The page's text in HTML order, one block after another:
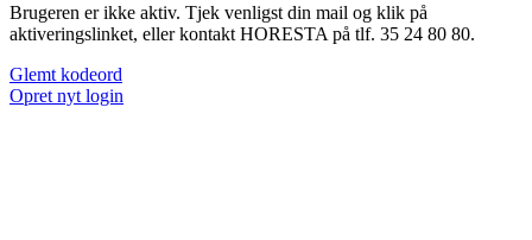
Brugeren er ikke aktiv. Tjek venligst din mail og klik på
aktiveringslinket, eller kontakt HORESTA på tlf. 35 24 80 80.
Glemt kodeord
Opret nyt login